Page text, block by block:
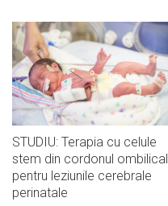
STUDIU: Terapia cu celule
stem din cordonul ombilical
pentru leziunile cerebrale
perinatale